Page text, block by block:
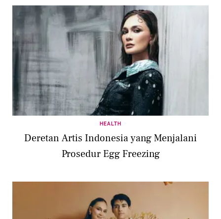
HEALTH
Deretan Artis Indonesia yang Menjalani
Prosedur Egg Freezing